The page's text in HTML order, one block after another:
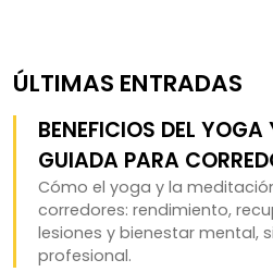
ÚLTIMAS ENTRADAS
BENEFICIOS DEL
GUIADA PARA
Cómo el yoga y la
corredores: rendimiento,
lesiones y bienestar mental,
profesional.